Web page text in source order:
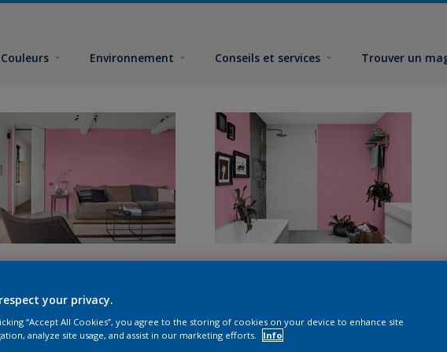
Couleurs Environnement Conseils et services Trouver un
your privacy.
“Accept All Cookies”, you agree to the storing of cookies on your device to enhance site
analyze site usage, and assist in our marketing efforts.
Info